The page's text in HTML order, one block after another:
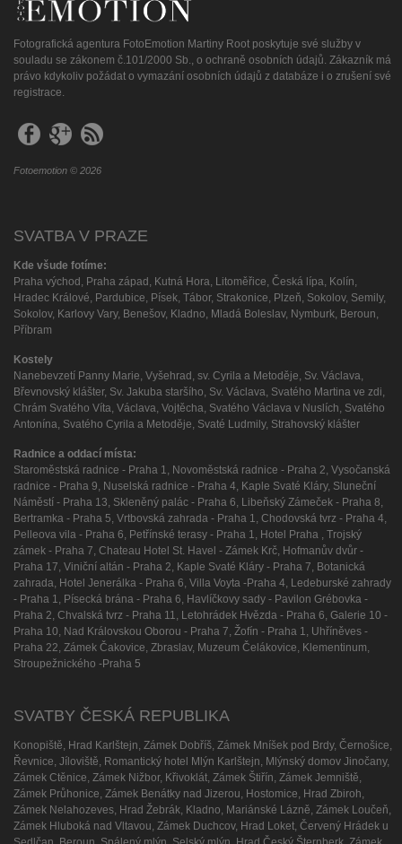
Fotografická agentura FotoEmotion Martiny Root poskytuje své služby v
souladu se zákonem č.101/2000 Sb., o ochraně osobních údajů. Zákazník má
právo kdykoliv požádat o vymazání osobních údajů z databáze i o zrušení své
registrace.
Fotoemotion © 2026
SVATBA V PRAZE
Kde všude fotíme:
Praha východ, Praha západ, Kutná Hora, Litoměřice, Česká lípa, Kolín,
Hradec Králové, Pardubice, Písek, Tábor, Strakonice, Plzeň, Sokolov, Semily,
Sokolov, Karlovy Vary, Benešov, Kladno, Mladá Boleslav, Nymburk, Beroun,
Příbram
Kostely
Nanebevzetí Panny Marie, Vyšehrad, sv. Cyrila a Metoděje, Sv. Václava,
Břevnovský klášter, Sv. Jakuba staršího, Sv. Václava, Svatého Martina ve zdi,
Chrám Svatého Víta, Václava, Vojtěcha, Svatého Václava v Nuslích, Svatého
Antonína, Svatého Cyrila a Metoděje, Svaté Ludmily, Strahovský klášter
Radnice a oddací místa:
Staroměstská radnice - Praha 1, Novoměstská radnice - Praha 2, Vysočanská
radnice - Praha 9, Nuselská radnice - Praha 4, Kaple Svaté Kláry, Sluneční
Náměstí - Praha 13, Skleněný palác - Praha 6, Libeňský Zámeček - Praha 8,
Bertramka - Praha 5, Vrtbovská zahrada - Praha 1, Chodovská tvrz - Praha 4,
Pelleova vila - Praha 6, Petřínské terasy - Praha 1, Hotel Praha , Trojský
zámek - Praha 7, Chateau Hotel St. Havel - Zámek Krč, Hofmanův dvůr -
Praha 17, Viniční altán - Praha 2, Kaple Svaté Kláry - Praha 7, Botanická
zahrada, Hotel Jenerálka - Praha 6, Villa Voyta -Praha 4, Ledeburské zahrady
- Praha 1, Písecká brána - Praha 6, Havlíčkovy sady - Pavilon Grébovka -
Praha 2, Chvalská tvrz - Praha 11, Letohrádek Hvězda - Praha 6, Galerie 10 -
Praha 10, Nad Královskou Oborou - Praha 7, Žofín - Praha 1, Uhříněves -
Praha 22, Zámek Čakovice, Zbraslav, Muzeum Čelákovice, Klementinum,
Stroupežnického -Praha 5
SVATBY ČESKÁ REPUBLIKA
Konopiště, Hrad Karlštejn, Zámek Dobříš, Zámek Mníšek pod Brdy, Černošice,
Řevnice, Jíloviště, Romantický hotel Mlýn Karlštejn, Mlýnský domov Jinočany,
Zámek Ctěnice, Zámek Nižbor, Křivoklát, Zámek Štiřín, Zámek Jemniště,
Zámek Průhonice, Zámek Benátky nad Jizerou, Hostomice, Hrad Zbiroh,
Zámek Nelahozeves, Hrad Žebrák, Kladno, Mariánské Lázně, Zámek Loučeň,
Zámek Hluboká nad Vltavou, Zámek Duchcov, Hrad Loket, Červený Hrádek u